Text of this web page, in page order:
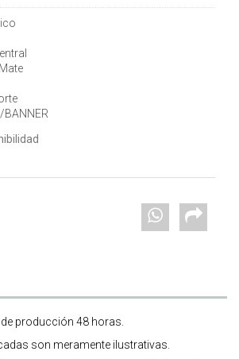
BANNER
producción 48 horas.
son meramente ilustrativas.